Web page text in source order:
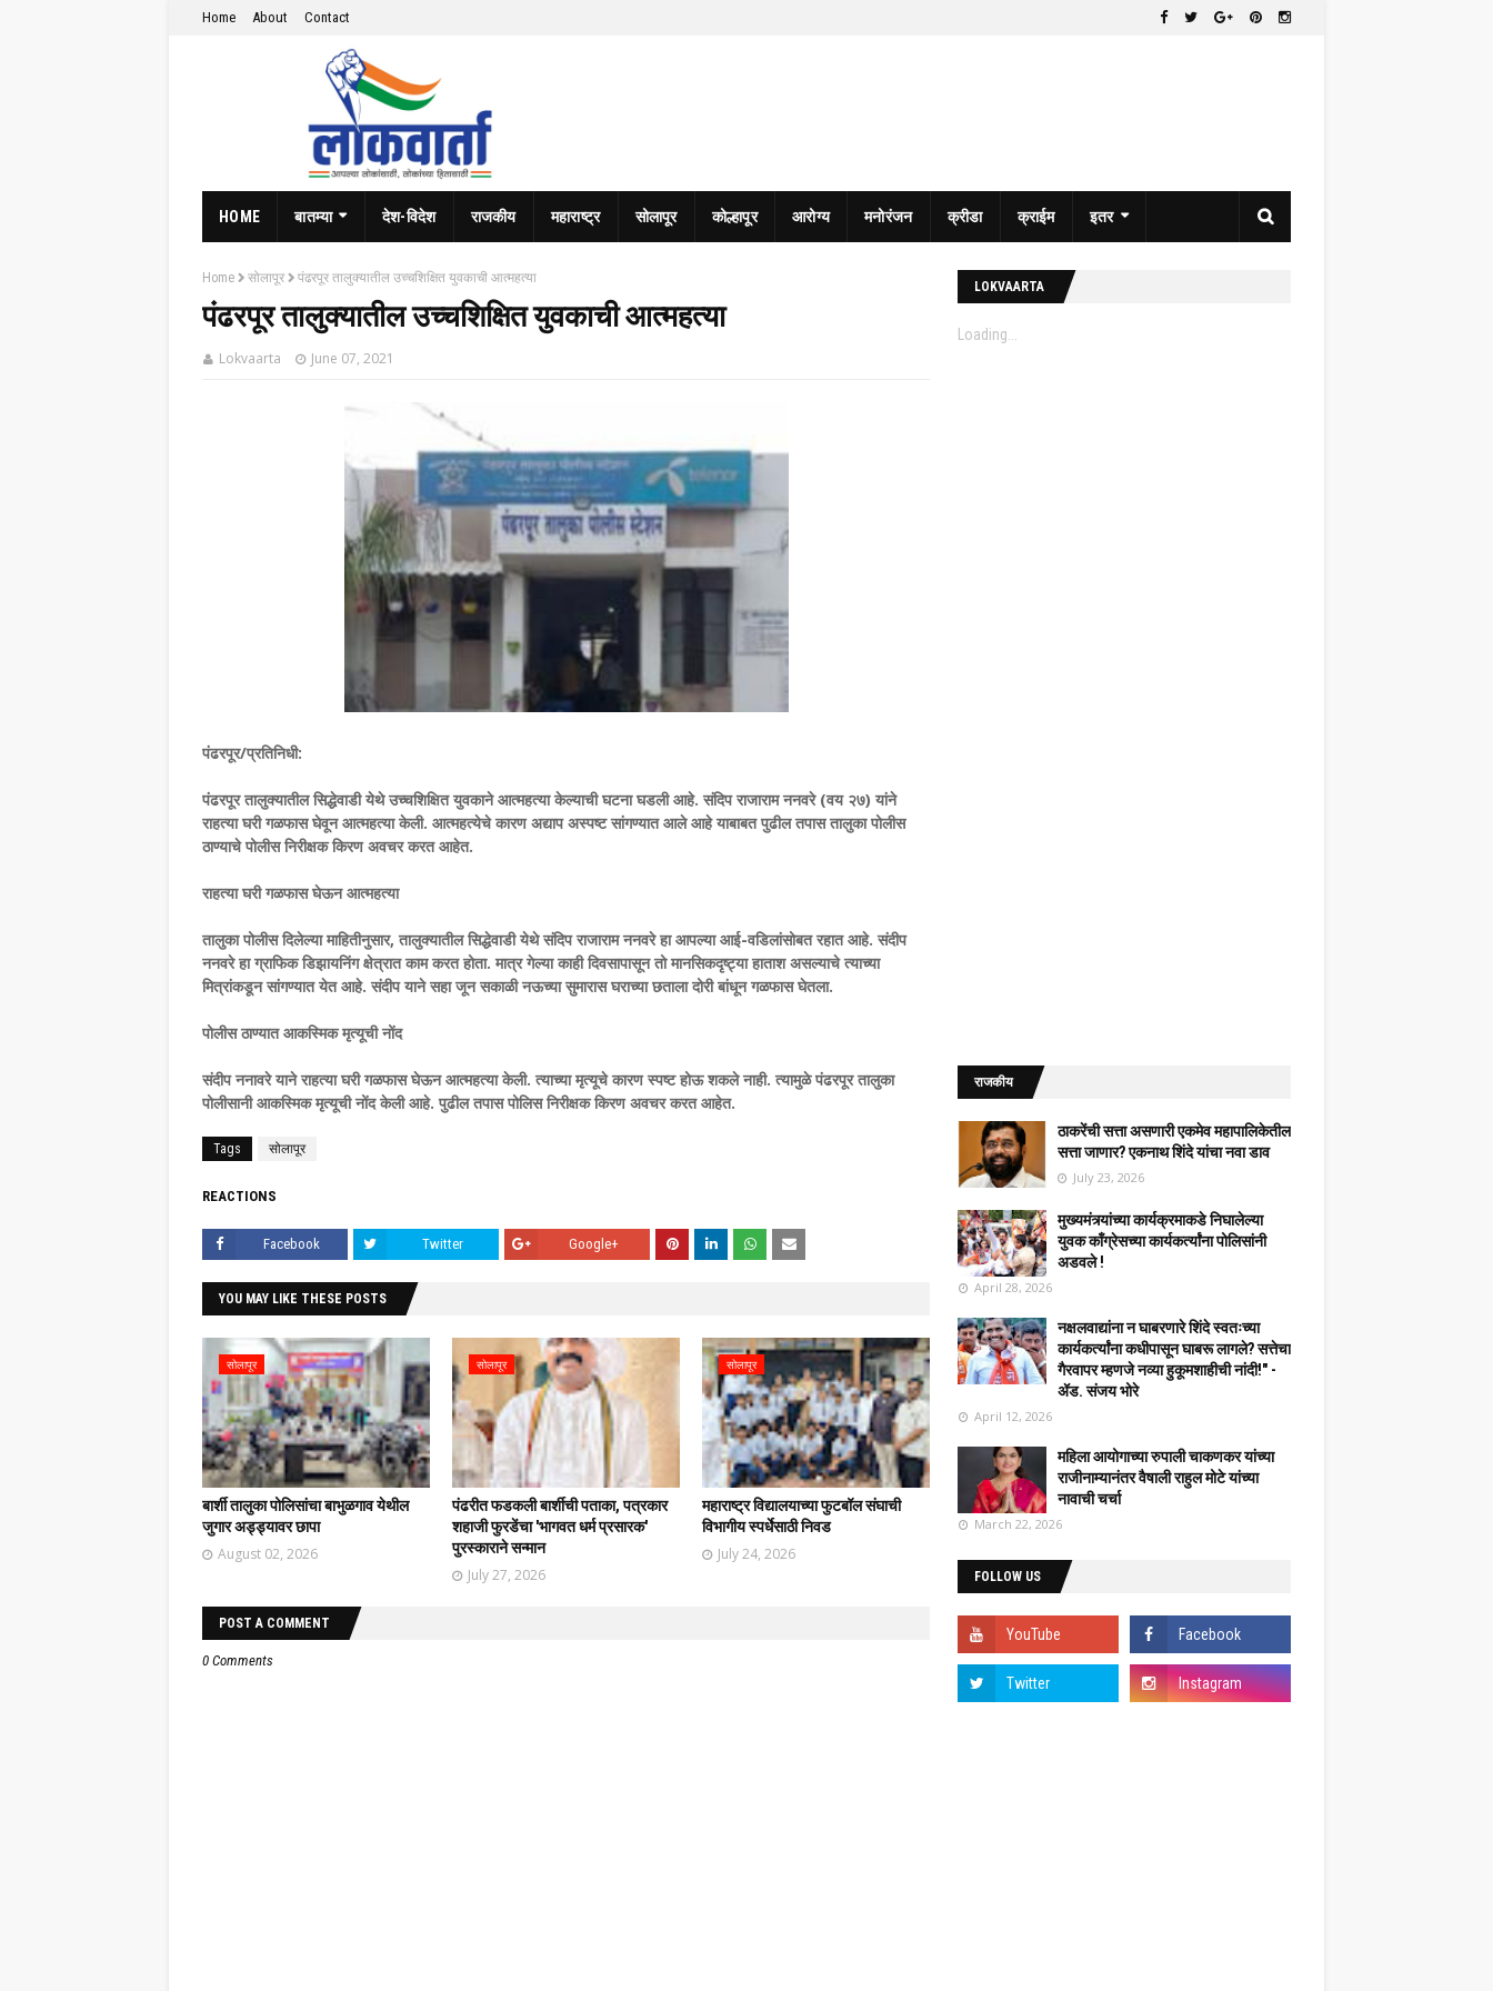
Home About Contact
HOME बातम्या देश-विदेश राजकीय महाराष्ट्र सोलापूर कोल्हापूर आरोग्य मनोरंजन क्रीडा क्राईम इतर
Home सोलापूर पंढरपूर तालुक्यातील उच्चशिक्षित युवकाची आत्महत्या
पंढरपूर तालुक्यातील उच्चशिक्षित युवकाची आत्महत्या
Lokvaarta June 07, 2021
पंढरपूर/प्रतिनिधी:
पंढरपूर तालुक्यातील सिद्धेवाडी येथे उच्चशिक्षित युवकाने आत्महत्या केल्याची घटना घडली आहे. संदिप राजाराम ननवरे (वय २७) यांने
राहत्या घरी गळफास घेवून आत्महत्या केली. आत्महत्येचे कारण अद्याप अस्पष्ट सांगण्यात आले आहे याबाबत पुढील तपास तालुका पोलीस
ठाण्याचे पोलीस निरीक्षक किरण अवचर करत आहेत.
राहत्या घरी गळफास घेऊन आत्महत्या
तालुका पोलीस दिलेल्या माहितीनुसार, तालुक्यातील सिद्धेवाडी येथे संदिप राजाराम ननवरे हा आपल्या आई-वडिलांसोबत रहात आहे. संदीप
ननवरे हा ग्राफिक डिझायनिंग क्षेत्रात काम करत होता. मात्र गेल्या काही दिवसापासून तो मानसिकदृष्ट्या हाताश असल्याचे त्याच्या
मित्रांकडून सांगण्यात येत आहे. संदीप याने सहा जून सकाळी नऊच्या सुमारास घराच्या छताला दोरी बांधून गळफास घेतला.
पोलीस ठाण्यात आकस्मिक मृत्यूची नोंद
संदीप ननावरे याने राहत्या घरी गळफास घेऊन आत्महत्या केली. त्याच्या मृत्यूचे कारण स्पष्ट होऊ शकले नाही. त्यामुळे पंढरपूर तालुका
पोलीसानी आकस्मिक मृत्यूची नोंद केली आहे. पुढील तपास पोलिस निरीक्षक किरण अवचर करत आहेत.
Tags सोलापूर
REACTIONS
Facebook Twitter Google+
YOU MAY LIKE THESE POSTS
सोलापूर
बार्शी तालुका पोलिसांचा बाभुळगाव येथील
जुगार अड्ड्यावर छापा
August 02, 2026
सोलापूर
पंढरीत फडकली बार्शीची पताका, पत्रकार
शहाजी फुरडेंचा 'भागवत धर्म प्रसारक'
पुरस्काराने सन्मान
July 27, 2026
सोलापूर
महाराष्ट्र विद्यालयाच्या फुटबॉल संघाची
विभागीय स्पर्धेसाठी निवड
July 24, 2026
POST A COMMENT
0 Comments
LOKVAARTA
Loading...
राजकीय
ठाकरेंची सत्ता असणारी एकमेव महापालिकेतील
सत्ता जाणार? एकनाथ शिंदे यांचा नवा डाव
July 23, 2026
मुख्यमंत्र्यांच्या कार्यक्रमाकडे निघालेल्या
युवक काँग्रेसच्या कार्यकर्त्यांना पोलिसांनी
अडवले !
April 28, 2026
नक्षलवाद्यांना न घाबरणारे शिंदे स्वतःच्या
कार्यकर्त्यांना कधीपासून घाबरू लागले? सत्तेचा
गैरवापर म्हणजे नव्या हुकूमशाहीची नांदी!" -
ॲड. संजय भोरे
April 12, 2026
महिला आयोगाच्या रुपाली चाकणकर यांच्या
राजीनाम्यानंतर वैषाली राहुल मोटे यांच्या
नावाची चर्चा
March 22, 2026
FOLLOW US